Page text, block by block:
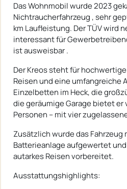
Das Wohnmobil wurde 2023
Nichtraucherfahrzeug , sehr
km Laufleistung. Der TÜV wird
interessant für
ist ausweisbar .
Der Kreos steht für
Reisen und eine umfangreiche
Einzelbetten im Heck, die
die geräumige Garage bietet er
Personen – mit vier
Zusätzlich wurde das
Batterieanlage aufgewertet
autarkes Reisen vorbereitet.
Ausstattungshighlights: